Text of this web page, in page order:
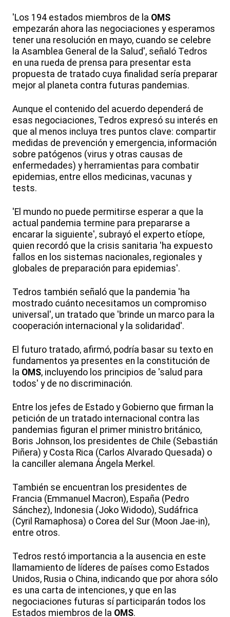
'Los 194 estados miembros de la OMS
empezarán ahora las negociaciones y esperamos
tener una resolución en mayo, cuando se celebre
la Asamblea General de la Salud', señaló Tedros
en una rueda de prensa para presentar esta
propuesta de tratado cuya finalidad sería preparar
mejor al planeta contra futuras pandemias.
Aunque el contenido del acuerdo dependerá de
esas negociaciones, Tedros expresó su interés en
que al menos incluya tres puntos clave: compartir
medidas de prevención y emergencia, información
sobre patógenos (virus y otras causas de
enfermedades) y herramientas para combatir
epidemias, entre ellos medicinas, vacunas y
tests.
'El mundo no puede permitirse esperar a que la
actual pandemia termine para prepararse a
encarar la siguiente', subrayó el experto etíope,
quien recordó que la crisis sanitaria 'ha expuesto
fallos en los sistemas nacionales, regionales y
globales de preparación para epidemias'.
Tedros también señaló que la pandemia 'ha
mostrado cuánto necesitamos un compromiso
universal', un tratado que 'brinde un marco para la
cooperación internacional y la solidaridad'.
El futuro tratado, afirmó, podría basar su texto en
fundamentos ya presentes en la constitución de
la OMS, incluyendo los principios de 'salud para
todos' y de no discriminación.
Entre los jefes de Estado y Gobierno que firman la
petición de un tratado internacional contra las
pandemias figuran el primer ministro británico,
Boris Johnson, los presidentes de Chile (Sebastián
Piñera) y Costa Rica (Carlos Alvarado Quesada) o
la canciller alemana Ángela Merkel.
También se encuentran los presidentes de
Francia (Emmanuel Macron), España (Pedro
Sánchez), Indonesia (Joko Widodo), Sudáfrica
(Cyril Ramaphosa) o Corea del Sur (Moon Jae-in),
entre otros.
Tedros restó importancia a la ausencia en este
llamamiento de líderes de países como Estados
Unidos, Rusia o China, indicando que por ahora sólo
es una carta de intenciones, y que en las
negociaciones futuras sí participarán todos los
Estados miembros de la OMS.